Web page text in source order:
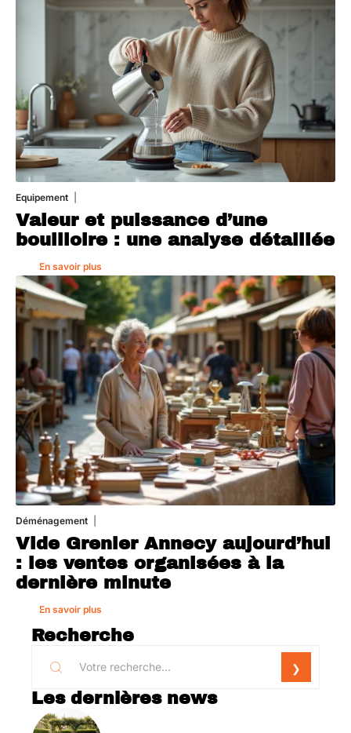
Equipement
Valeur et puissance d’une
bouilloire : une analyse détaillée
En savoir plus
Déménagement
Vide Grenier Annecy aujourd’hui
: les ventes organisées à la
dernière minute
En savoir plus
Recherche
Les dernières news